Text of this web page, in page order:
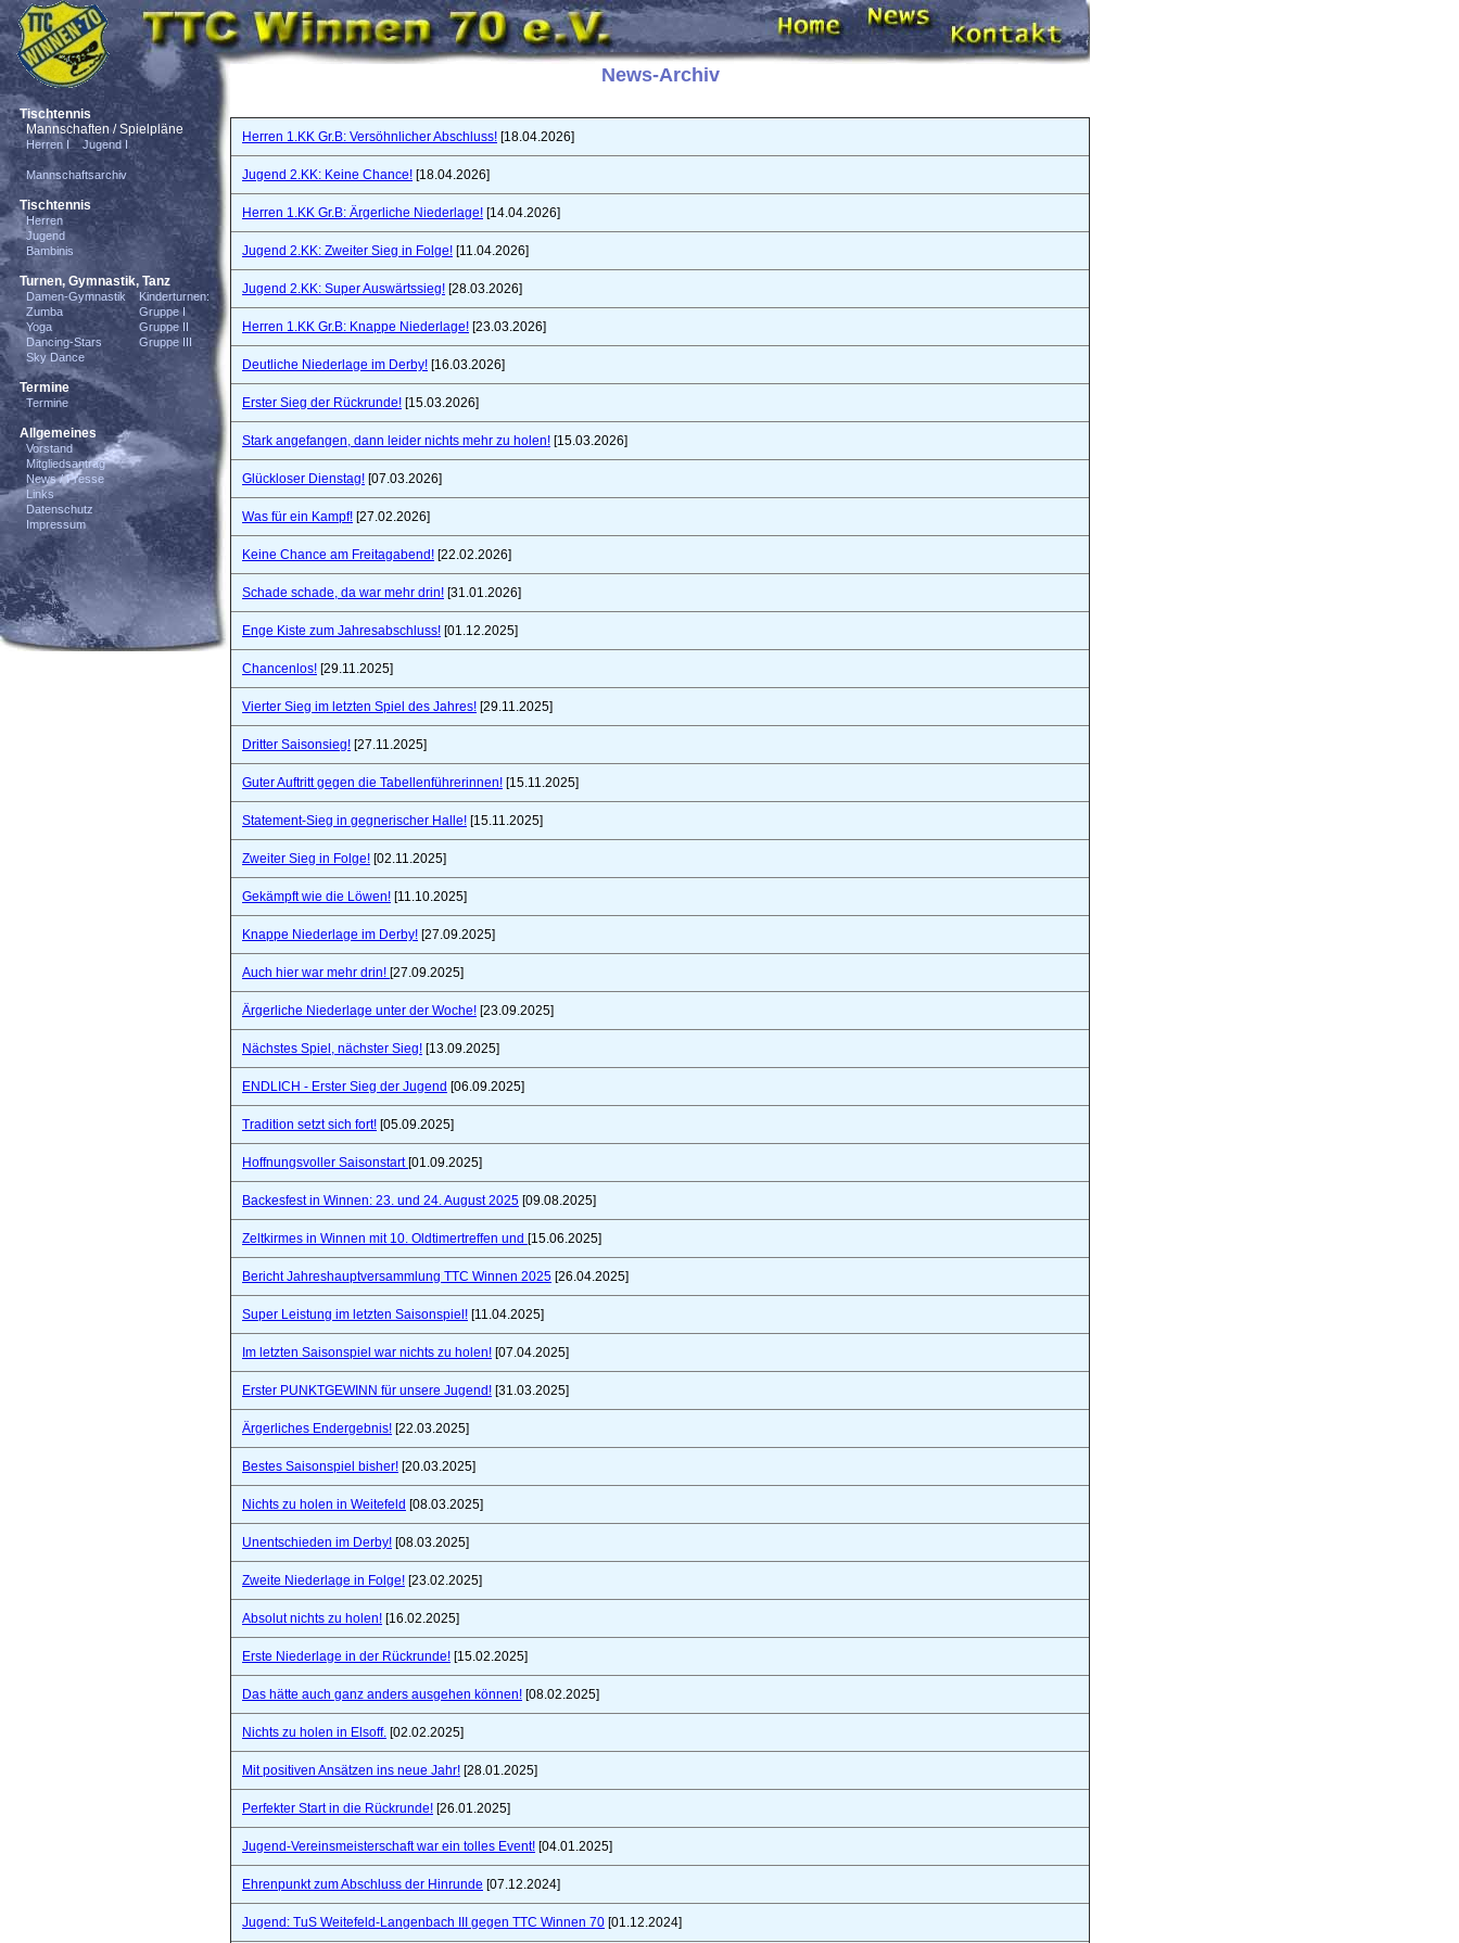
Tischtennis
Mannschaften / Spielpläne
Herren I Jugend I
Mannschaftsarchiv
Tischtennis
Herren
Jugend
Bambinis
Turnen, Gymnastik, Tanz
Damen-Gymnastik
Zumba
Yoga
Dancing-Stars
Sky Dance
Kinderturnen:
Gruppe I
Gruppe II
Gruppe III
Termine
Termine
Allgemeines
Vorstand
Mitgliedsantrag
News / Presse
Links
Datenschutz
Impressum
News-Archiv
Herren 1.KK Gr.B: Versöhnlicher Abschluss! [18.04.2026]
Jugend 2.KK: Keine Chance! [18.04.2026]
Herren 1.KK Gr.B: Ärgerliche Niederlage! [14.04.2026]
Jugend 2.KK: Zweiter Sieg in Folge! [11.04.2026]
Jugend 2.KK: Super Auswärtssieg! [28.03.2026]
Herren 1.KK Gr.B: Knappe Niederlage! [23.03.2026]
Deutliche Niederlage im Derby! [16.03.2026]
Erster Sieg der Rückrunde! [15.03.2026]
Stark angefangen, dann leider nichts mehr zu holen! [15.03.2026]
Glückloser Dienstag! [07.03.2026]
Was für ein Kampf! [27.02.2026]
Keine Chance am Freitagabend! [22.02.2026]
Schade schade, da war mehr drin! [31.01.2026]
Enge Kiste zum Jahresabschluss! [01.12.2025]
Chancenlos! [29.11.2025]
Vierter Sieg im letzten Spiel des Jahres! [29.11.2025]
Dritter Saisonsieg! [27.11.2025]
Guter Auftritt gegen die Tabellenführerinnen! [15.11.2025]
Statement-Sieg in gegnerischer Halle! [15.11.2025]
Zweiter Sieg in Folge! [02.11.2025]
Gekämpft wie die Löwen! [11.10.2025]
Knappe Niederlage im Derby! [27.09.2025]
Auch hier war mehr drin! [27.09.2025]
Ärgerliche Niederlage unter der Woche! [23.09.2025]
Nächstes Spiel, nächster Sieg! [13.09.2025]
ENDLICH - Erster Sieg der Jugend [06.09.2025]
Tradition setzt sich fort! [05.09.2025]
Hoffnungsvoller Saisonstart [01.09.2025]
Backesfest in Winnen: 23. und 24. August 2025 [09.08.2025]
Zeltkirmes in Winnen mit 10. Oldtimertreffen und [15.06.2025]
Bericht Jahreshauptversammlung TTC Winnen 2025 [26.04.2025]
Super Leistung im letzten Saisonspiel! [11.04.2025]
Im letzten Saisonspiel war nichts zu holen! [07.04.2025]
Erster PUNKTGEWINN für unsere Jugend! [31.03.2025]
Ärgerliches Endergebnis! [22.03.2025]
Bestes Saisonspiel bisher! [20.03.2025]
Nichts zu holen in Weitefeld [08.03.2025]
Unentschieden im Derby! [08.03.2025]
Zweite Niederlage in Folge! [23.02.2025]
Absolut nichts zu holen! [16.02.2025]
Erste Niederlage in der Rückrunde! [15.02.2025]
Das hätte auch ganz anders ausgehen können! [08.02.2025]
Nichts zu holen in Elsoff. [02.02.2025]
Mit positiven Ansätzen ins neue Jahr! [28.01.2025]
Perfekter Start in die Rückrunde! [26.01.2025]
Jugend-Vereinsmeisterschaft war ein tolles Event! [04.01.2025]
Ehrenpunkt zum Abschluss der Hinrunde [07.12.2024]
Jugend: TuS Weitefeld-Langenbach III gegen TTC Winnen 70 [01.12.2024]